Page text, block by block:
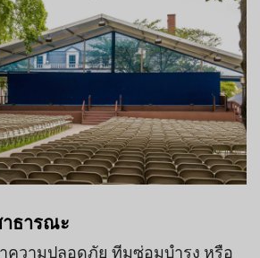
ธารณะ
ความปลอดภัย ทีมซ่อมบำรุง หรือ